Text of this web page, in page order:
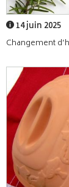
14 juin 2025
Changement